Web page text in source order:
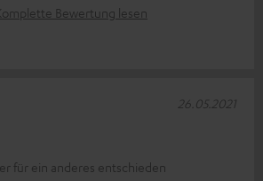
Bewertung lesen
für ein anderes entschieden
26.05.2021